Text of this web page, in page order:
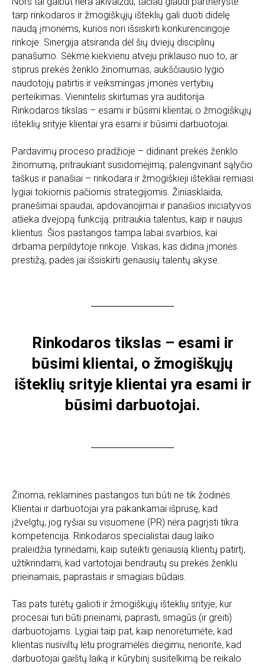
tarp rinkodaros ir žmogiškųjų išteklių gali duoti didelę
naudą įmonėms, kurios nori išsiskirti konkurencingoje
rinkoje. Sinergija atsiranda dėl šių dviejų disciplinų
panašumo. Sėkmė kiekvienu atveju priklauso nuo to, ar
stiprus prekės ženklo žinomumas, aukščiausio lygio
naudotojų patirtis ir veiksmingas įmonės vertybių
perteikimas. Vienintelis skirtumas yra auditorija.
Rinkodaros tikslas – esami ir būsimi klientai, o žmogiškųjų
išteklių srityje klientai yra esami ir būsimi darbuotojai.
Pardavimų proceso pradžioje – didinant prekės ženklo
žinomumą, pritraukiant susidomėjimą, palengvinant sąlyčio
taškus ir panašiai – rinkodara ir žmogiškieji ištekliai remiasi
lygiai tokiomis pačiomis strategijomis. Žiniasklaida,
pranešimai spaudai, apdovanojimai ir panašios iniciatyvos
atlieka dvejopą funkciją: pritraukia talentus, kaip ir naujus
klientus. Šios pastangos tampa labai svarbios, kai
dirbama perpildytoje rinkoje. Viskas, kas didina įmonės
prestižą, padės jai išsiskirti geriausių talentų akyse.
Rinkodaros tikslas – esami ir
būsimi klientai, o žmogiškųjų
išteklių srityje klientai yra esami ir
būsimi darbuotojai.
Žinoma, reklaminės pastangos turi būti ne tik žodinės.
Klientai ir darbuotojai yra pakankamai išprusę, kad
įžvelgtų, jog ryšiai su visuomene (PR) nėra pagrįsti tikra
kompetencija. Rinkodaros specialistai daug laiko
praleidžia tyrinėdami, kaip suteikti geriausią klientų patirtį,
užtikrindami, kad vartotojai bendrautų su prekės ženklu
prieinamais, paprastais ir smagiais būdais.
Tas pats turėtų galioti ir žmogiškųjų išteklių srityje, kur
procesai turi būti prieinami, paprasti, smagūs (ir greiti)
darbuotojams. Lygiai taip pat, kaip nenorėtumėte, kad
klientas nusiviltų lėtu programėlės diegimu, nenorite, kad
darbuotojai gaištų laiką ir kūrybinį susitelkimą be reikalo